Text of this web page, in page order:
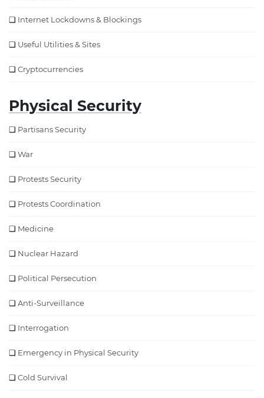
Internet Lockdowns & Blockings
Useful Utilities & Sites
Cryptocurrencies
Physical Security
Partisans Security
War
Protests Security
Protests Coordination
Medicine
Nuclear Hazard
Political Persecution
Anti-Surveillance
Interrogation
Emergency in Physical Security
Cold Survival